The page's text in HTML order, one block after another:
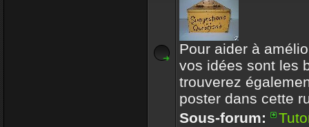
Pour aider à
vos idées sont les
trouverez
poster dans cette
Sous-forum: